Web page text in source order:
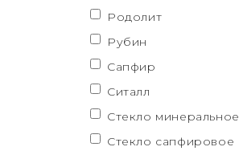
Родолит
Рубин
Сапфир
Ситалл
Стекло минеральное
Стекло сапфировое